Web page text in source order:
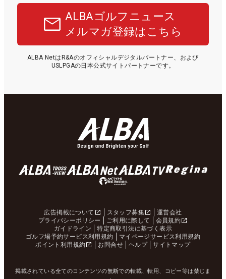
ALBAゴルフニュース
メルマガ登録はこちら
ALBA NetはR&Aのオフィシャルデジタルパートナー、および
USLPGAの日本公式サイトパートナーです。
広告掲載について スタッフ募集
運営会社
プライバシーポリシー
ご利用に際して
会員規約
ガイドライン
特定商取引法に基づく表示
ゴルフ場予約サービス利用規約
マイページサービス利用規約
ポイント利用規約
お問合せ ヘルプ サイトマップ
掲載されている全てのコンテンツの無断での転載、転用、コピー等は禁じま